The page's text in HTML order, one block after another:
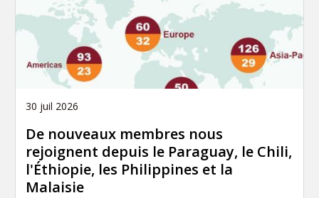
30 juil 2026
De nouveaux membres nous
rejoignent depuis le Paraguay, le Chili,
l'Éthiopie, les Philippines et la
Malaisie